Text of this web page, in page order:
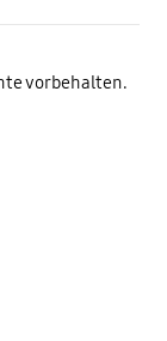
vorbehalten.